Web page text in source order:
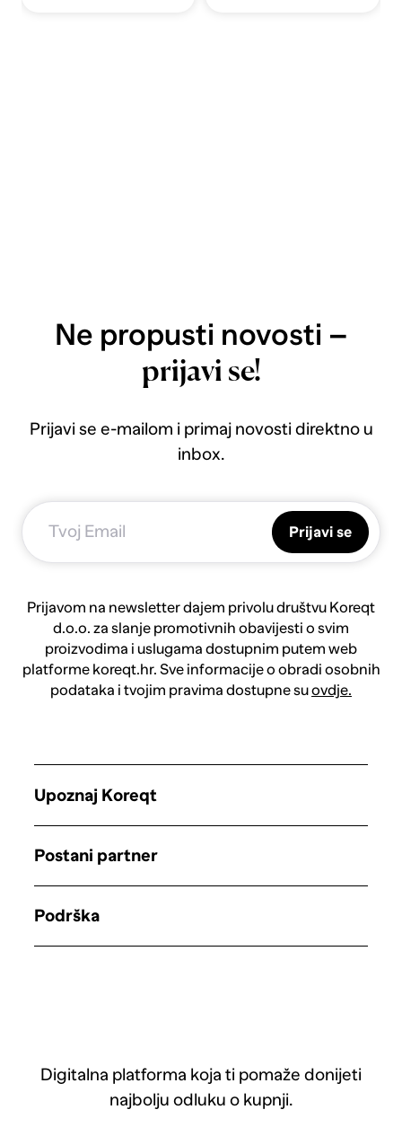
Ne propusti novosti –
prijavi se!
Prijavi se e-mailom i primaj novosti direktno u
inbox.
Prijavi se
Prijavom na newsletter dajem privolu društvu Koreqt
d.o.o. za slanje promotivnih obavijesti o svim
proizvodima i uslugama dostupnim putem web
platforme koreqt.hr. Sve informacije o obradi osobnih
podataka i tvojim pravima dostupne suovdje.
Digitalna platforma koja ti pomaže donijeti
najbolju odluku o kupnji.
Upoznaj Koreqt
Postani partner
Podrška